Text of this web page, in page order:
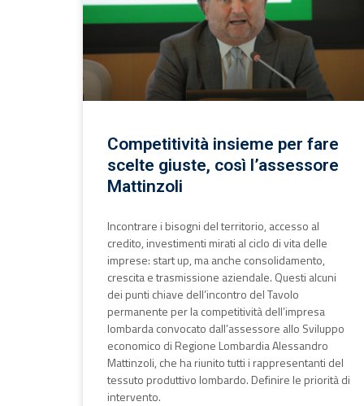
Competitività insieme per fare
scelte giuste, così l’assessore
Mattinzoli
Incontrare i bisogni del territorio, accesso al
credito, investimenti mirati al ciclo di vita delle
imprese: start up, ma anche consolidamento,
crescita e trasmissione aziendale. Questi alcuni
dei punti chiave dell’incontro del Tavolo
permanente per la competitività dell’impresa
lombarda convocato dall’assessore allo Sviluppo
economico di Regione Lombardia Alessandro
Mattinzoli, che ha riunito tutti i rappresentanti del
tessuto produttivo lombardo. Definire le priorità di
intervento.